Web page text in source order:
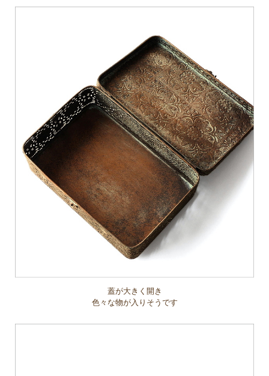
蓋が大きく開き
色々な物が入りそうです